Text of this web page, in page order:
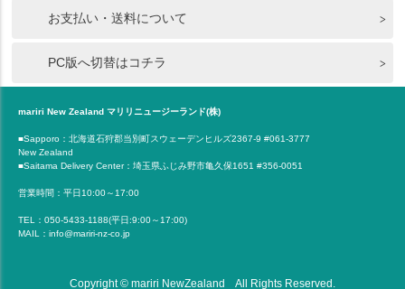
お支払い・送料について
PC版へ切替はコチラ
mariri New Zealand マリリニュージーランド(株)
■Sapporo：北海道石狩郡当別町スウェーデンヒルズ2367-9 #061-3777
New Zealand
■Saitama Delivery Center：埼玉県ふじみ野市亀久保1651 #356-0051
営業時間：平日10:00～17:00
TEL：050-5433-1188(平日:9:00～17:00)
MAIL：info@mariri-nz-co.jp
Copyright © mariri NewZealand All Rights Reserved.